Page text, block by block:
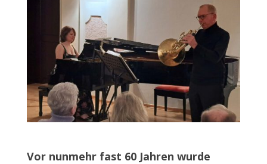
Vor nunmehr fast 60 Jahren wurde